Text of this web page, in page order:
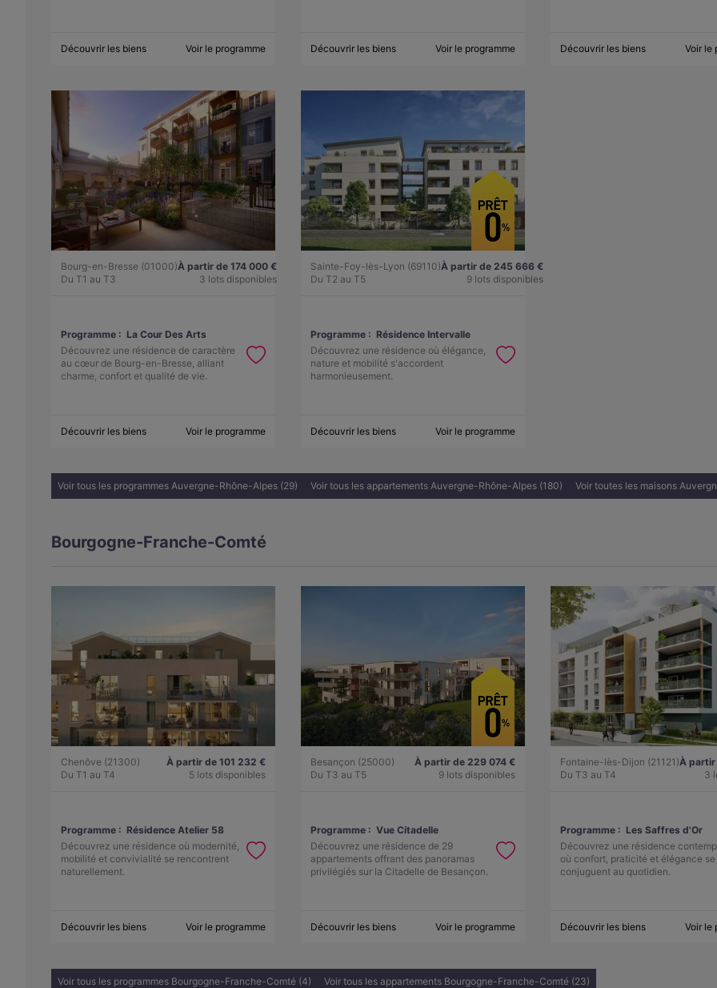
Découvrir les biens Voir le programme Découvrir les biens Voir le programme Découvrir les biens Voir le
Bourg-en-Bresse (01000)
Du T1 au T3
À partir de 174 000 €
3 lots disponibles
Programme : La Cour Des Arts
Découvrez une résidence de caractère
au cœur de Bourg-en-Bresse, alliant
charme, confort et qualité de vie.
Découvrir les biens Voir le programme
Sainte-Foy-lès-Lyon (69110)
Du T2 au T5
À partir de 245 666 €
9 lots disponibles
Programme : Résidence Intervalle
Découvrez une résidence où élégance,
nature et mobilité s'accordent
harmonieusement.
Découvrir les biens Voir le programme
Voir tous les programmes Auvergne-Rhône-Alpes (29) Voir tous les appartements Auvergne-Rhône-Alpes (180) Voir toutes les maisons
Bourgogne-Franche-Comté
Chenôve (21300)
Du T1 au T4
À partir de 101 232 €
5 lots disponibles
Programme : Résidence Atelier 58
Découvrez une résidence où modernité,
mobilité et convivialité se rencontrent
naturellement.
Découvrir les biens Voir le programme
Besançon (25000)
Du T3 au T5
À partir de 229 074 €
9 lots disponibles
Programme : Vue Citadelle
Découvrez une résidence de 29
appartements offrant des panoramas
privilégiés sur la Citadelle de Besançon.
Découvrir les biens Voir le programme
Fontaine-lès-Dijon (21121)
Du T3 au T4
À
3
Programme : Les Saffres d'Or
Découvrez une résidence
où confort, praticité et élégance se
conjuguent au quotidien.
Découvrir les biens Voir le
Voir tous les programmes Bourgogne-Franche-Comté (4) Voir tous les appartements Bourgogne-Franche-Comté (23)